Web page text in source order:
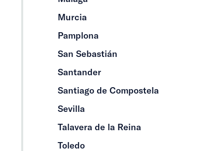
Murcia
Pamplona
San Sebastián
Santander
Santiago de Compostela
Sevilla
Talavera de la Reina
Toledo